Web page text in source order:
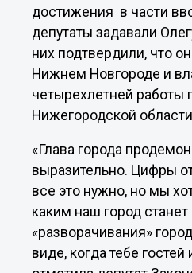
достижения в части
депутаты задавали
них подтвердили, что
Нижнем Новгороде и
четырехлетней работы
Нижегородской
«Глава города
выразительно. Цифры
все это нужно, но мы
каким наш город
«разворачивания»
виде, когда тебе